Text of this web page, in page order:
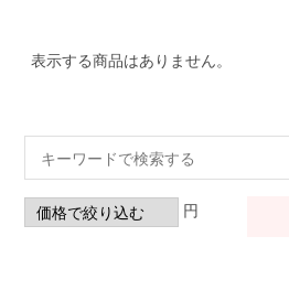
表示する商品はありません。
円